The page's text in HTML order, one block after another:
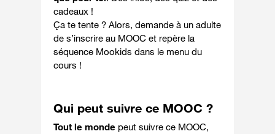
cadeaux !
Ça te tente ? Alors, demande à un adulte
de s’inscrire au MOOC et repère la
séquence Mookids dans le menu du
cours !
Qui peut suivre ce MOOC ?
Tout le monde peut suivre ce MOOC,